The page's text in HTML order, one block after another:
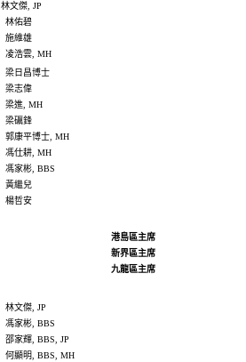
林文傑, JP
林佑碧
施維雄
凌浩雲 , MH
梁日昌博士
梁志偉
梁進, MH
梁礪鋒
郭康平博士, MH
馮仕耕, MH
馮家彬, BBS
黃繼兒
楊哲安
港島區主席
新界區主席
九龍區主席
林文傑, JP
馮家彬, BBS
邵家輝, BBS, JP
何顯明, BBS, MH